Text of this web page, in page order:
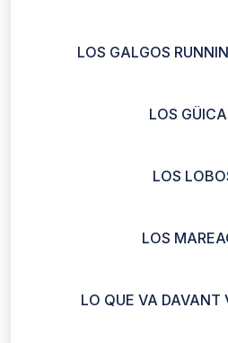
LOS GALGOS
LOS
LOS
LOS
LO QUE VA DAVANT